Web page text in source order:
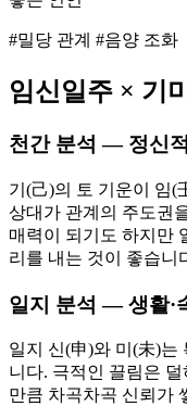
#밀당 관계 #음양 조화
임신일주 × 기미
천간 분석 — 정신
기(己)의 토 기운이 임(
상대가 관계의 주도권
매력이 되기도 하지만
리를 내는 것이 좋습니
일지 분석 — 생활·
일지 신(申)와 미(未)는
니다. 극적인 끌림은
만큼 차곡차곡 신뢰가